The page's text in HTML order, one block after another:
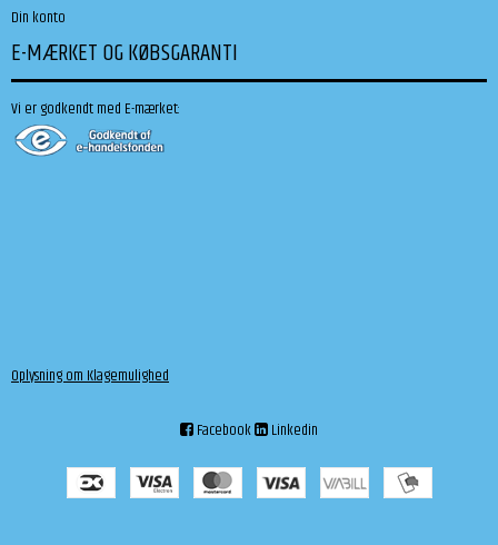
Din konto
E-MÆRKET OG KØBSGARANTI
Vi er godkendt med E-mærket:
Oplysning om Klagemulighed
Facebook Linkedin